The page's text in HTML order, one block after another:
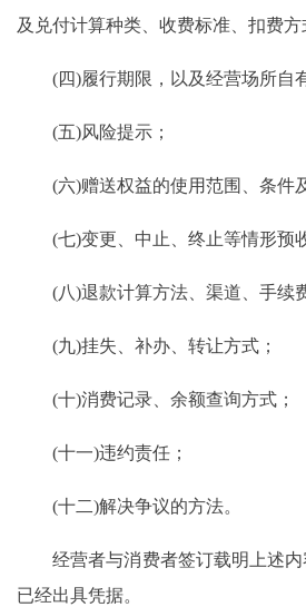
及兑付计算种类、收费标准、扣费方
(四)履行期限，以及经营场所自有
(五)风险提示；
(六)赠送权益的使用范围、条件及
(七)变更、中止、终止等情形预收
(八)退款计算方法、渠道、手续
(九)挂失、补办、转让方式；
(十)消费记录、余额查询方式；
(十一)违约责任；
(十二)解决争议的方法。
经营者与消费者签订载明上述内
已经出具凭据。